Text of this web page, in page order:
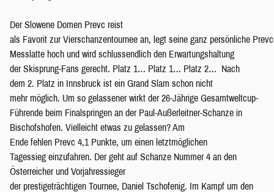
Der Slowene Domen Prevc reist
als Favorit zur Vierschanzentournee an, legt seine ganz persönliche
Messlatte hoch und wird schlussendlich den Erwartungshaltung
der Skisprung-Fans gerecht. Platz 1… Platz 1… Platz 2… Nach
dem 2. Platz in Innsbruck ist ein Grand Slam schon nicht
mehr möglich. Um so gelassener wirkt der 26-Jährige Gesamtweltcup-
Führende beim Finalspringen an der Paul-Außerleitner-Schanze in
Bischofshofen. Vielleicht etwas zu gelassen? Am
Ende fehlen Prevc 4,1 Punkte, um einen letztmöglichen
Tagessieg einzufahren. Der geht auf Schanze Nummer 4 an den
Österreicher und Vorjahressieger
der prestigeträchtigen Tournee, Daniel Tschofenig. Im Kampf um den